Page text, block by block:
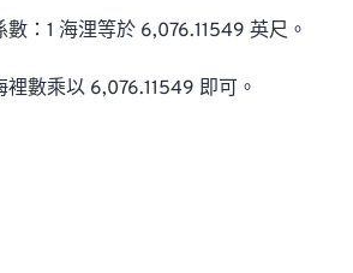
：1 海浬等於 6,076.11549 英尺。
數乘以 6,076.11549 即可。